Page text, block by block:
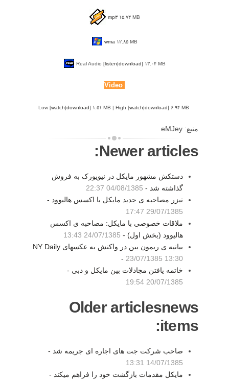
mp۳۱۵.۷۴ MB
wma ۱۲.۸۵ MB
Real Audio [listen|download] ۱۳.۰۴ MB
watch|download] ۱.۵۱ MB | High [watch|download] ۶.۹۴ MB
منبع: eMJey
Newer articles:
دستکش مشهور مایکل در نیویورک به فروش
گذاشته شد - 04/08/1385 22:37
تیزر مصاحبه ی جدید مایکل با اکسس هالیوود -
29/07/1385 17:47
ملاقات خصوصی با مایکل: مصاحبه ی اکسس
هالیوود (بخش اول) - 24/07/1385 13:43
بیانیه ی ریمون بین در واکنش به عکسهای NY Daily
- 23/07/1385 13:30
خاتمه یافتن مجادلات بین مایکل و دبی -
20/07/1385 19:54
Older articlesnews
items:
صاحب شرکت جت های اجاره ای جریمه شد -
14/07/1385 13:31
مایکل مقدمات بازگشت خود را فراهم میکند -